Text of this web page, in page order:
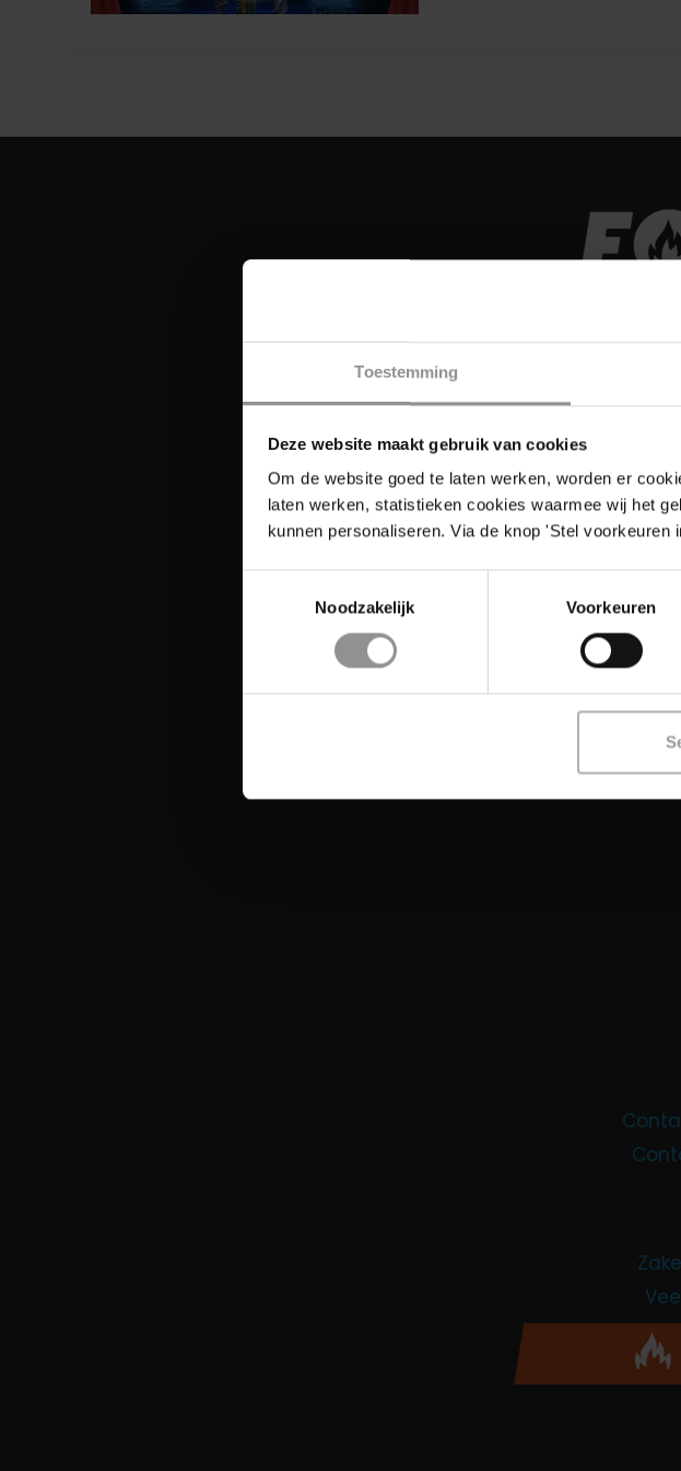
Toestemming
Deze website maakt gebruik van cookies
Om de website goed te laten werken, worden er
laten werken, statistieken cookies waarmee wij het
kunnen personaliseren. Via de knop 'Stel
Noodzakelijk
Voorkeuren